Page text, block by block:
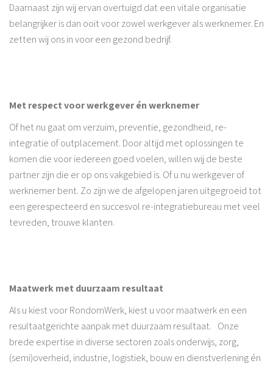
Daarnaast zijn wij ervan overtuigd dat een vitale organisatie
belangrijker is dan ooit voor zowel werkgever als werknemer. En
zetten wij ons in voor een gezond bedrijf.
Met respect voor werkgever én werknemer
Of het nu gaat om verzuim, preventie, gezondheid, re-
integratie of outplacement. Door altijd met oplossingen te
komen die voor iedereen goed voelen, willen wij de beste
partner zijn die er op ons vakgebied is. Of u nu werkgever of
werknemer bent. Zo zijn we de afgelopen jaren uitgegroeid tot
een gerespecteerd en succesvol re-integratiebureau met veel
tevreden, trouwe klanten.
Maatwerk met duurzaam resultaat
Als u kiest voor RondomWerk, kiest u voor maatwerk en een
resultaatgerichte aanpak met duurzaam resultaat. Onze
brede expertise in diverse sectoren zoals onderwijs, zorg,
(semi)overheid, industrie, logistiek, bouw en dienstverlening én